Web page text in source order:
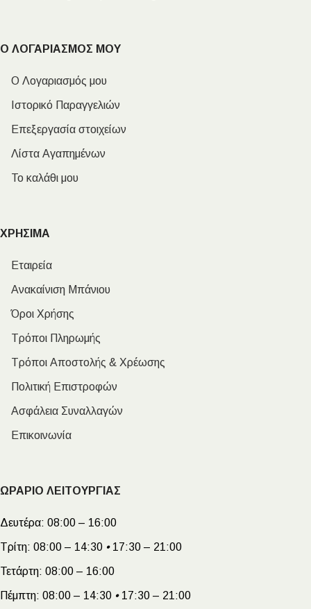
Ο ΛΟΓΑΡΙΑΣΜΟΣ ΜΟΥ
Ο Λογαριασμός μου
Ιστορικό Παραγγελιών
Επεξεργασία στοιχείων
Λίστα Αγαπημένων
Το καλάθι μου
ΧΡΗΣΙΜΑ
Εταιρεία
Ανακαίνιση Μπάνιου
Όροι Χρήσης
Τρόποι Πληρωμής
Τρόποι Αποστολής & Χρέωσης
Πολιτική Επιστροφών
Ασφάλεια Συναλλαγών
Επικοινωνία
ΩΡΑΡΙΟ ΛΕΙΤΟΥΡΓΙΑΣ
Δευτέρα: 08:00 – 16:00
Τρίτη: 08:00 – 14:30 •17:30 – 21:00
Τετάρτη: 08:00 – 16:00
Πέμπτη: 08:00 – 14:30 •17:30 – 21:00